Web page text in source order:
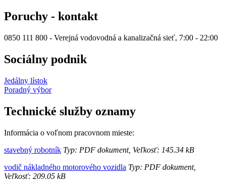
Poruchy - kontakt
0850 111 800 - Verejná vodovodná a kanalizačná sieť, 7:00 - 22:00
Sociálny podnik
Jedálny lístok
Poradný výbor
Technické služby oznamy
Informácia o voľnom pracovnom mieste:
stavebný robotník Typ: PDF dokument, Veľkosť: 145.34 kB
vodič nákladného motorového vozidla Typ: PDF dokument,
Veľkosť: 209.05 kB